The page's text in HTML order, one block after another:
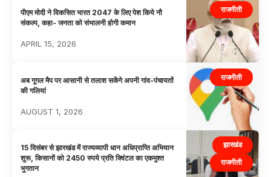
राजनीती
पीएम मोदी ने विकसित भारत 2047 के लिए पेश किये नौ
संकल्प, कहा- जनता को संभालनी होगी कमान
APRIL 15, 2026
राजनीती
अब गूगल मैप पर आसानी से तलाश सकेंगे अपनी गांव-पंचायतों
की गलियां
AUGUST 1, 2026
झारखंड
राजनीती
15 दिसंबर से झारखंड में राज्यव्यापी धान अधिप्राप्ति अभियान
शुरू, किसानों को 2450 रुपये प्रति क्विंटल का एकमुश्त
भुगतान